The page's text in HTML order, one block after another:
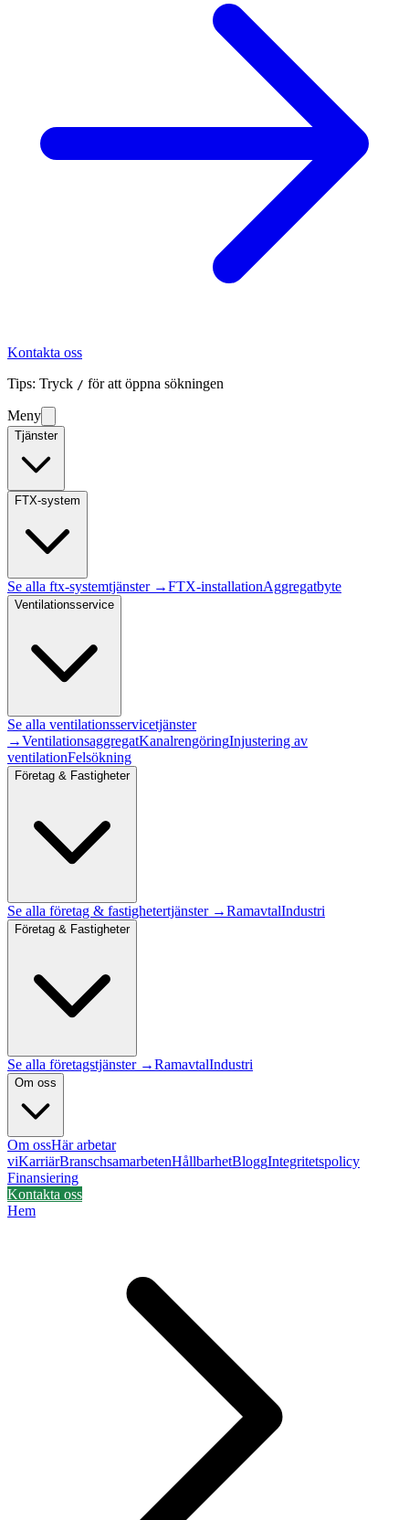
Kontakta oss
Tips: Tryck / för att öppna sökningen
Meny
Tjänster
FTX-system
Se alla ftx-systemtjänster →FTX-installationAggregatbyte
Ventilationsservice
Se alla ventilationsservicetjänster
→VentilationsaggregatKanalrengöringInjustering av
ventilationFelsökning
Företag & Fastigheter
Se alla företag & fastighetertjänster →RamavtalIndustri
Företag & Fastigheter
Se alla företagstjänster →RamavtalIndustri
Om oss
Om ossHär arbetar
viKarriärBranschsamarbetenHållbarhetBloggIntegritetspolicy
Finansiering
Kontakta oss
Hem